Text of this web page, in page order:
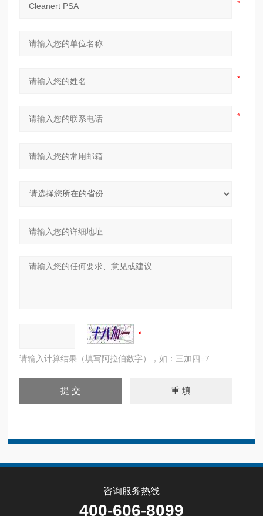
请输入计算结果（填写阿拉伯数字），如：三加四=7
咨询服务热线
400-606-8099